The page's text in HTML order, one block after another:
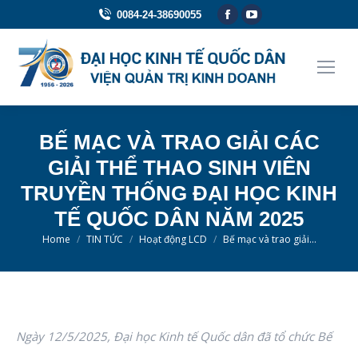
0084-24-38690055
Facebook
opens
in
YouTube
opens
in
BẾ MẠC VÀ TRAO GIẢI CÁC
GIẢI THỂ THAO SINH VIÊN
TRUYỀN THỐNG ĐẠI HỌC KINH
TẾ QUỐC DÂN NĂM 2025
You are here:
Home TIN TỨC Hoạt động LCD Bế mạc và trao giải…
Ngày 12/5/2025, Đại học Kinh tế Quốc dân đã tổ chức Bế